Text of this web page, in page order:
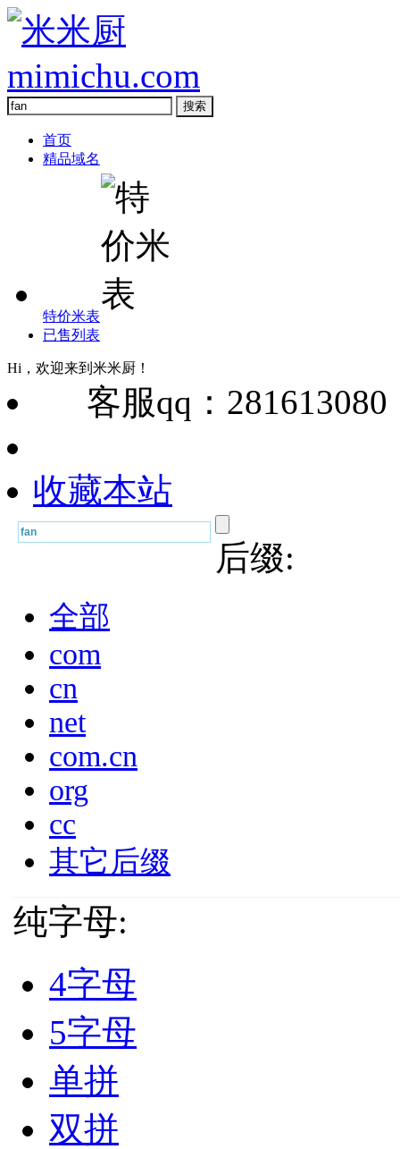
首页
精品域名
特价米表
已售列表
Hi，欢迎来到米米厨！
客服qq：281613080
收藏本站
后缀:
全部
com
cn
net
com.cn
org
cc
其它后缀
纯字母:
4字母
5字母
单拼
双拼